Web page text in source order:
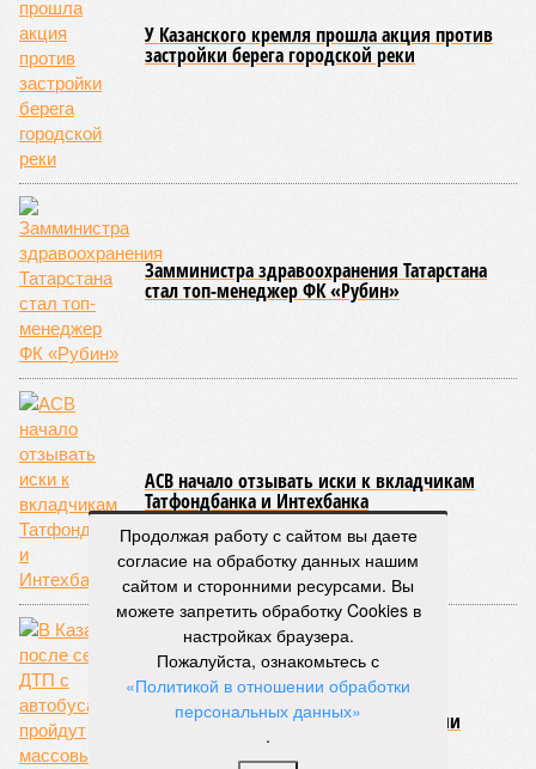
У Казанского кремля прошла акция против
застройки берега городской реки
Замминистра здравоохранения Татарстана
стал топ-менеджер ФК «Рубин»
АСВ начало отзывать иски к вкладчикам
Татфондбанка и Интехбанка
В Казани после серии ДТП с автобусами
пройдут массовые зачистки рынка
пассажирских перевозок
Продолжая работу с сайтом вы даете
согласие на обработку данных нашим
сайтом и сторонними ресурсами. Вы
можете запретить обработку Cookies в
настройках браузера.
Пожалуйста, ознакомьтесь с
«Политикой в отношении обработки
персональных данных»
.